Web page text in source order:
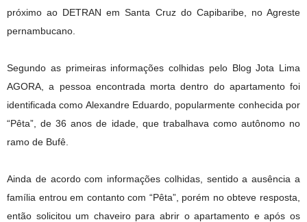
próximo ao DETRAN em Santa Cruz do Capibaribe, no Agreste
pernambucano.
Segundo as primeiras informações colhidas pelo Blog Jota Lima
AGORA, a pessoa encontrada morta dentro do apartamento foi
identificada como Alexandre Eduardo, popularmente conhecida por
“Pêta”, de 36 anos de idade, que trabalhava como autônomo no
ramo de Bufê.
Ainda de acordo com informações colhidas, sentido a ausência a
família entrou em contanto com “Pêta”, porém no obteve resposta,
então solicitou um chaveiro para abrir o apartamento e após os